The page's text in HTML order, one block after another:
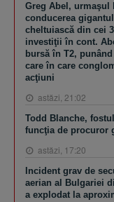
Greg Abel, urmaşul
conducerea
cheltuiască din cei
investiţii în cont.
bursă în T2,
care în care
acţiuni
astăzi, 21:02
Todd Blanche,
funcţia de procuror
astăzi, 17:20
Incident grav de
aerian al Bulgariei
a explodat la